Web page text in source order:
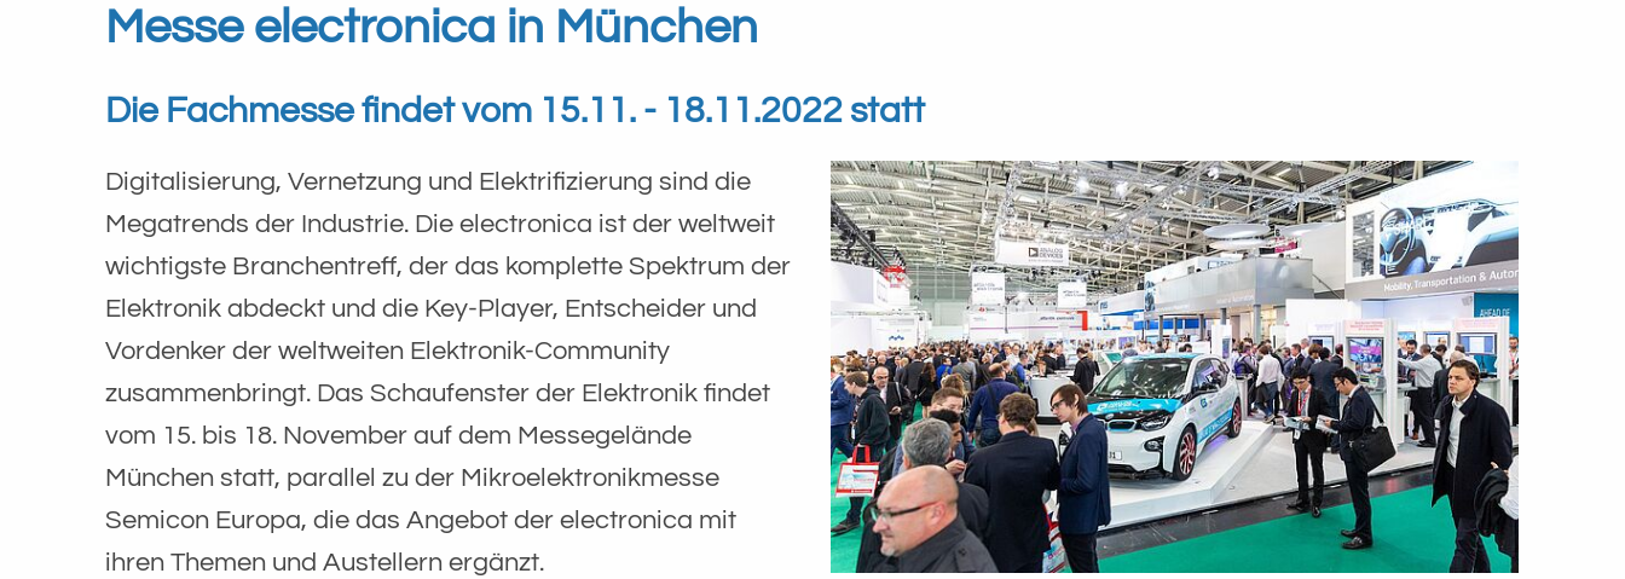
Messe electronica in München
Die Fachmesse findet vom 15.11. - 18.11.2022 statt
Digitalisierung, Vernetzung und Elektrifizierung sind die
Megatrends der Industrie. Die electronica ist der weltweit
wichtigste Branchentreff, der das komplette Spektrum der
Elektronik abdeckt und die Key-Player, Entscheider und
Vordenker der weltweiten Elektronik-Community
zusammenbringt. Das Schaufenster der Elektronik findet
vom 15. bis 18. November auf dem Messegelände
München statt, parallel zu der Mikroelektronikmesse
Semicon Europa, die das Angebot der electronica mit
ihren Themen und Austellern ergänzt.